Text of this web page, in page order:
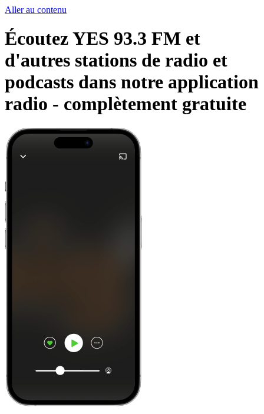
Aller au contenu
Écoutez YES 93.3 FM et
d'autres stations de radio et
podcasts dans notre application
radio - complètement gratuite